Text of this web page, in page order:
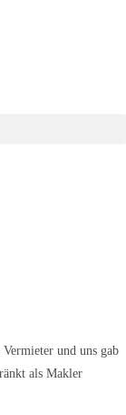
und uns gab
als Makler